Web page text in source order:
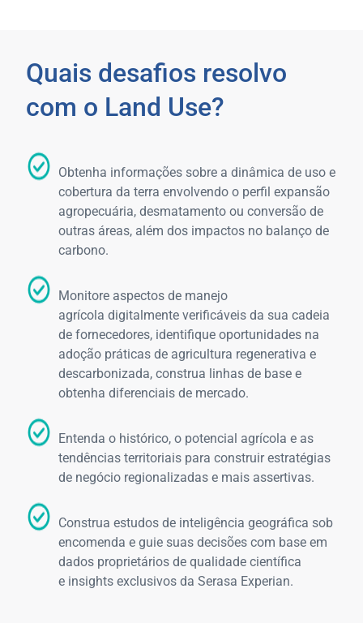
Quais desafios resolvo
com o Land Use?
Obtenha informações sobre a dinâmica de uso e
cobertura da terra envolvendo o perfil expansão
agropecuária, desmatamento ou conversão de
outras áreas, além dos impactos no balanço de
carbono.
Monitore aspectos de manejo
agrícola digitalmente verificáveis da sua cadeia
de fornecedores, identifique oportunidades na
adoção práticas de agricultura regenerativa e
descarbonizada, construa linhas de base e
obtenha diferenciais de mercado. ​
Entenda o histórico, o potencial agrícola e as
tendências territoriais para construir estratégias
de negócio regionalizadas e mais assertivas.​
​Construa estudos de inteligência geográfica sob
encomenda e guie suas decisões com base em
dados proprietários de qualidade científica
e insights exclusivos da Serasa Experian.